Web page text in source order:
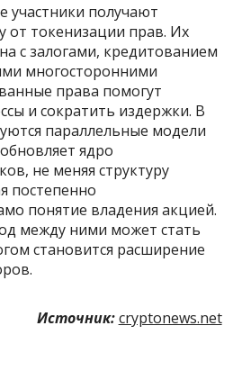
участники получают
от токенизации прав. Их
с залогами, кредитованием
многосторонними
права помогут
и сократить издержки. В
параллельные модели
ядро
не меняя структуру
постепенно
понятие владения акцией.
между ними может стать
становится расширение
Источник: cryptonews.net